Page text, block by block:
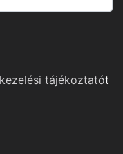
tájékoztatót